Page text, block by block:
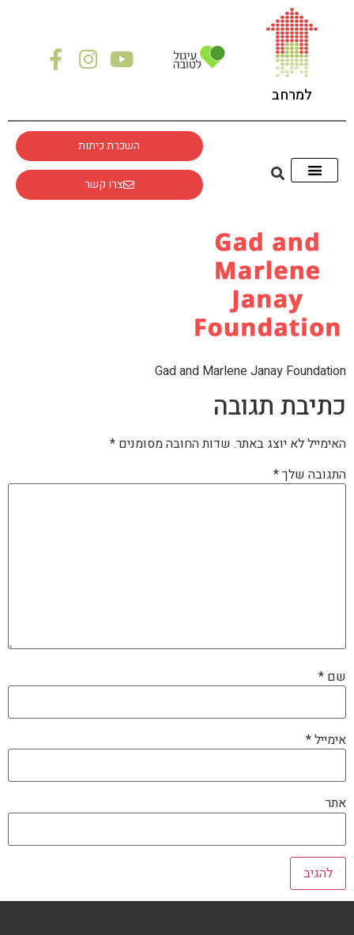
למרחב
השכרת כיתות
צרו קשר
Gad and Marlene Janay Foundation
כתיבת תגובה
האימייל לא יוצג באתר. שדות החובה מסומנים *
התגובה שלך*
שם *
אימייל*
אתר